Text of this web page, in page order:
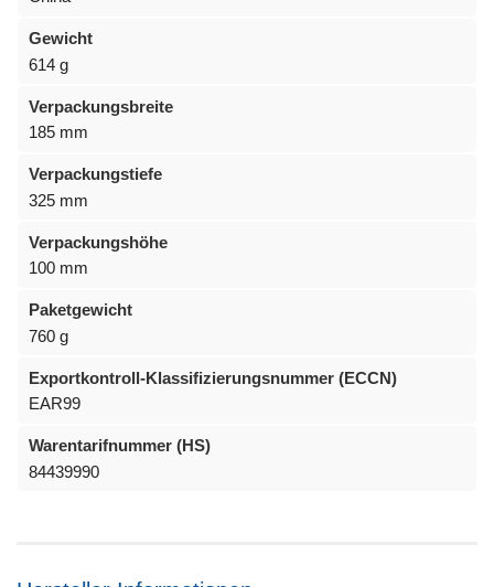
Gewicht
614 g
Verpackungsbreite
185 mm
Verpackungstiefe
325 mm
Verpackungshöhe
100 mm
Paketgewicht
760 g
Exportkontroll-Klassifizierungsnummer (ECCN)
EAR99
Warentarifnummer (HS)
84439990